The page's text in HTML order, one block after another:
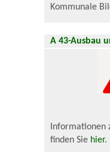
Kommunale
A 43-Ausbau
Informationen
finden Sie hier.